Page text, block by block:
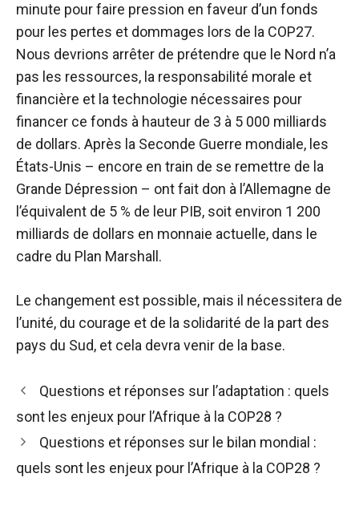
minute pour faire pression en faveur d’un fonds
pour les pertes et dommages lors de la COP27.
Nous devrions arrêter de prétendre que le Nord n’a
pas les ressources, la responsabilité morale et
financière et la technologie nécessaires pour
financer ce fonds à hauteur de 3 à 5 000 milliards
de dollars. Après la Seconde Guerre mondiale, les
États-Unis – encore en train de se remettre de la
Grande Dépression – ont fait don à l’Allemagne de
l’équivalent de 5 % de leur PIB, soit environ 1 200
milliards de dollars en monnaie actuelle, dans le
cadre du Plan Marshall.
Le changement est possible, mais il nécessitera de
l’unité, du courage et de la solidarité de la part des
pays du Sud, et cela devra venir de la base.
Navigation
des
Questions et réponses sur l’adaptation : quels
sont les enjeux pour l’Afrique à la COP28 ?
Questions et réponses sur le bilan mondial :
quels sont les enjeux pour l’Afrique à la COP28 ?